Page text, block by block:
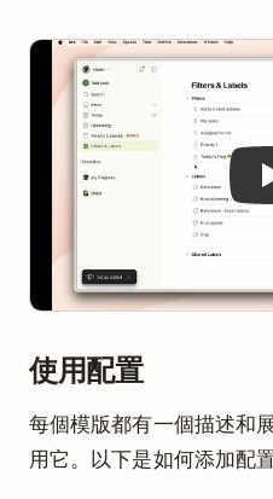
Play
使用配置
每個模版都有一個描述和
用它。以下是如何添加配